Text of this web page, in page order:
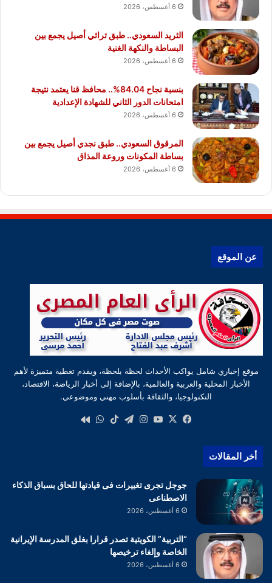
6 أغسطس، 2026
الثريد السعودي.. طبق تراثي أصيل يجمع بين
البساطة والنكهة الغنية
6 أغسطس، 2026
بنسبة نجاح 84.04%.. محافظ قنا يعتمد نتيجة
امتحانات الدور الثاني للشهادة الإعدادية
6 أغسطس، 2026
المرقوق السعودي.. طبق نجدي أصيل يجمع بين
بساطة المكونات وروعة المذاق
6 أغسطس، 2026
عن الموقع
موقع إخباري شامل يواكب الأحداث لحظة بلحظة، ويقدم تغطية متميزة لأهم
الأخبار المحلية والعربية والعالمية، بالإضافة إلى أخبار الرياضة، الاقتصاد،
التكنولوجيا، والثقافة بأسلوب مهني وموضوعي.
فيسبوك
‫X
‫YouTube
انستقرام
تيلقرام‫TikTokواتساب
أخر المقالات
جوجل تجرى تغييرات فى قيادتها للحاق بسباق الذكاء
الاصطناعى
6 أغسطس، 2026
“التربية” الكويتية تصدر قرارا بغلق المدرسة الإيرانية
الخاصة وإلغاء ترخيصها
6 أغسطس، 2026